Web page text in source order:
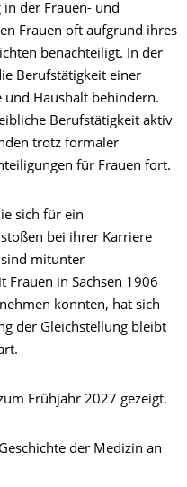
der Frauen- und
Frauen oft aufgrund ihres
benachteiligt. In der
Berufstätigkeit einer
und Haushalt behindern.
Berufstätigkeit aktiv
trotz formaler
für Frauen fort.
sich für ein
bei ihrer Karriere
mitunter
Frauen in Sachsen 1906
konnten, hat sich
der Gleichstellung bleibt
Frühjahr 2027 gezeigt.
der Medizin an